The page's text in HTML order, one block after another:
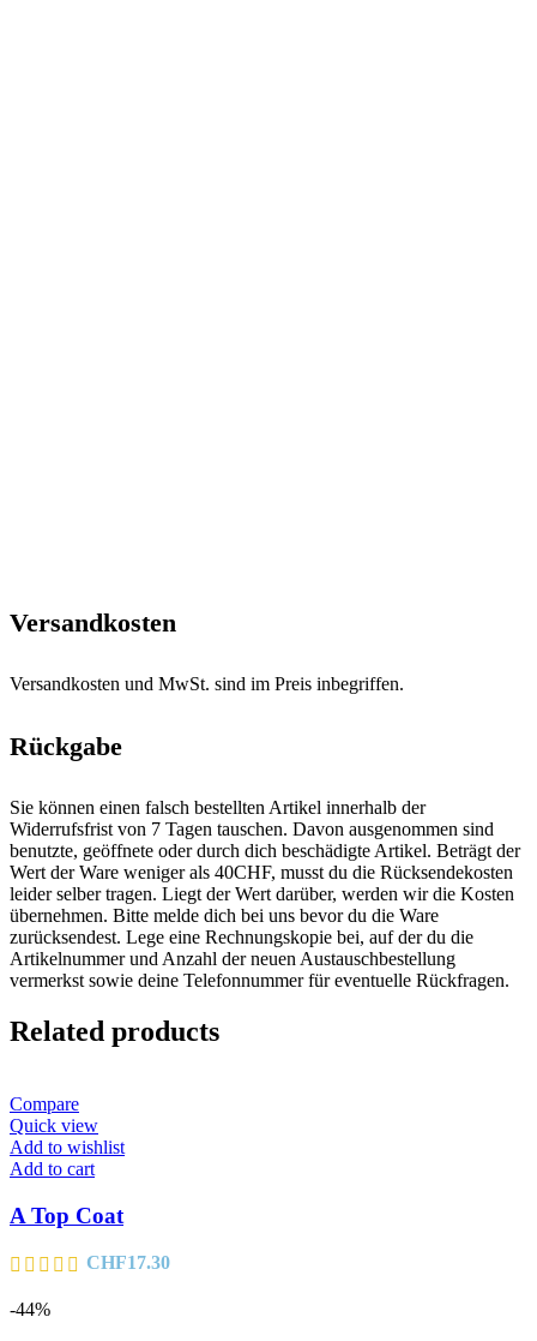
Versandkosten
Versandkosten und MwSt. sind im Preis inbegriffen.
Rückgabe
Sie können einen falsch bestellten Artikel innerhalb der
Widerrufsfrist von 7 Tagen tauschen. Davon ausgenommen sind
benutzte, geöffnete oder durch dich beschädigte Artikel. Beträgt der
Wert der Ware weniger als 40CHF, musst du die Rücksendekosten
leider selber tragen. Liegt der Wert darüber, werden wir die Kosten
übernehmen. Bitte melde dich bei uns bevor du die Ware
zurücksendest. Lege eine Rechnungskopie bei, auf der du die
Artikelnummer und Anzahl der neuen Austauschbestellung
vermerkst sowie deine Telefonnummer für eventuelle Rückfragen.
Related products
Compare
Quick view
Add to wishlist
Add to cart
A Top Coat
CHF17.30
-44%